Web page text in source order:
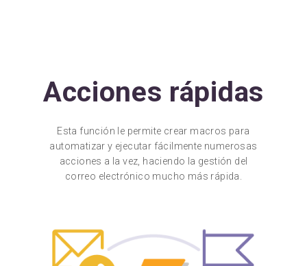
Acciones rápidas
Esta función le permite crear macros para
automatizar y ejecutar fácilmente numerosas
acciones a la vez, haciendo la gestión del
correo electrónico mucho más rápida.